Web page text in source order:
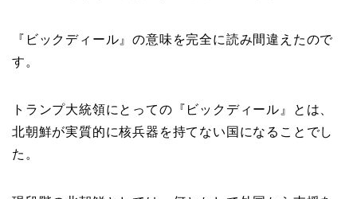
『ビックディール』の意味を完全に読み間違えたので
す。
トランプ大統領にとっての『ビックディール』とは、
北朝鮮が実質的に核兵器を持てない国になることでし
た。